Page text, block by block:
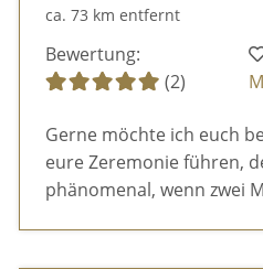
ca. 73 km entfernt
Bewertung:
(2)
Gerne möchte ich euch
eure Zeremonie führen,
phänomenal, wenn zwei